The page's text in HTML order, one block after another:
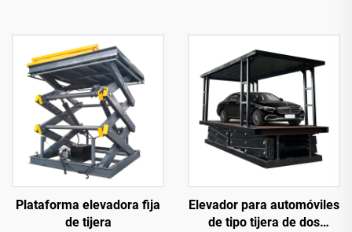
Plataforma elevadora fija
de tijera
Elevador para automóviles
de tipo tijera de dos